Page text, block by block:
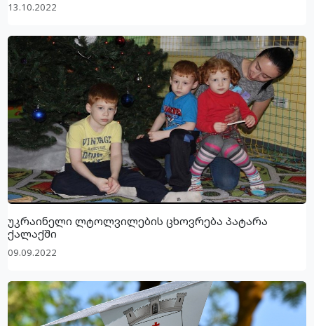
13.10.2022
უკრაინელი ლტოლვილების ცხოვრება პატარა
ქალაქში
09.09.2022